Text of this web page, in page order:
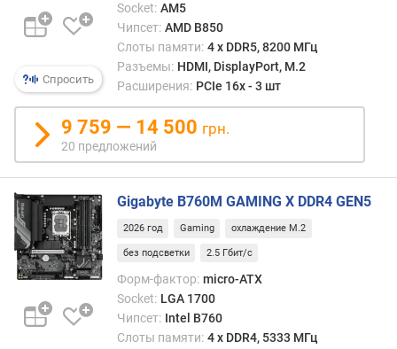
а
к
о
в
а
я
ч
а
с
т
о
т
а
(
Г
ц
Спросить
Socket: AM5
Чипсет: AMD B850
Слоты памяти: 4 х DDR5, 8200 МГц
Разъемы: HDMI, DisplayPort, M.2
Расширения: PCIe 16x - 3 шт
9 759 — 14 500 грн.
20 предложений
Gigabyte B760M GAMING X DDR4 GEN5
2026 год Gaming охлаждение M.2
без подсветки 2.5 Гбит/с
Форм-фактор: micro-ATX
Socket: LGA 1700
Чипсет: Intel B760
Слоты памяти: 4 х DDR4, 5333 МГц